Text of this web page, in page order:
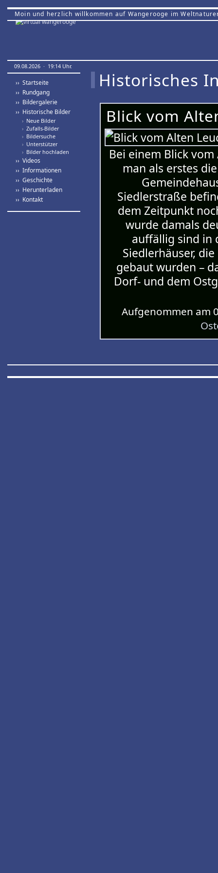
Moin und herzlich willkommen auf Wangerooge im
09.08.2026 · 19:14 Uhr.
›› Startseite
›› Rundgang
›› Bildergalerie
›› Historische Bilder
› Neue Bilder
› Zufalls-Bilder
› Bildersuche
› Unterstützer
› Bilder hochladen
›› Videos
›› Informationen
›› Geschichte
›› Herunterladen
›› Kontakt
Historisches
Blick vom
Bei einem Blick
man als erstes
Siedlerstraße
dem Zeitpunkt
wurde damals
auffällig sind in
Siedlerhäuser,
gebaut wurden –
Dorf- und dem
Aufgenommen am